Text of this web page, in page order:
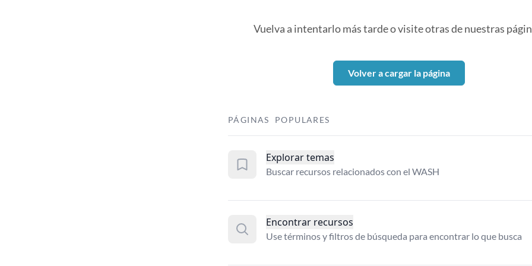
Vuelva a intentarlo más tarde o visite otras de nuestras
Volver a cargar la página
PÁGINAS POPULARES
Explorar temas
Buscar recursos relacionados con el WASH
Encontrar recursos
Use términos y filtros de búsqueda para encontrar lo que busca